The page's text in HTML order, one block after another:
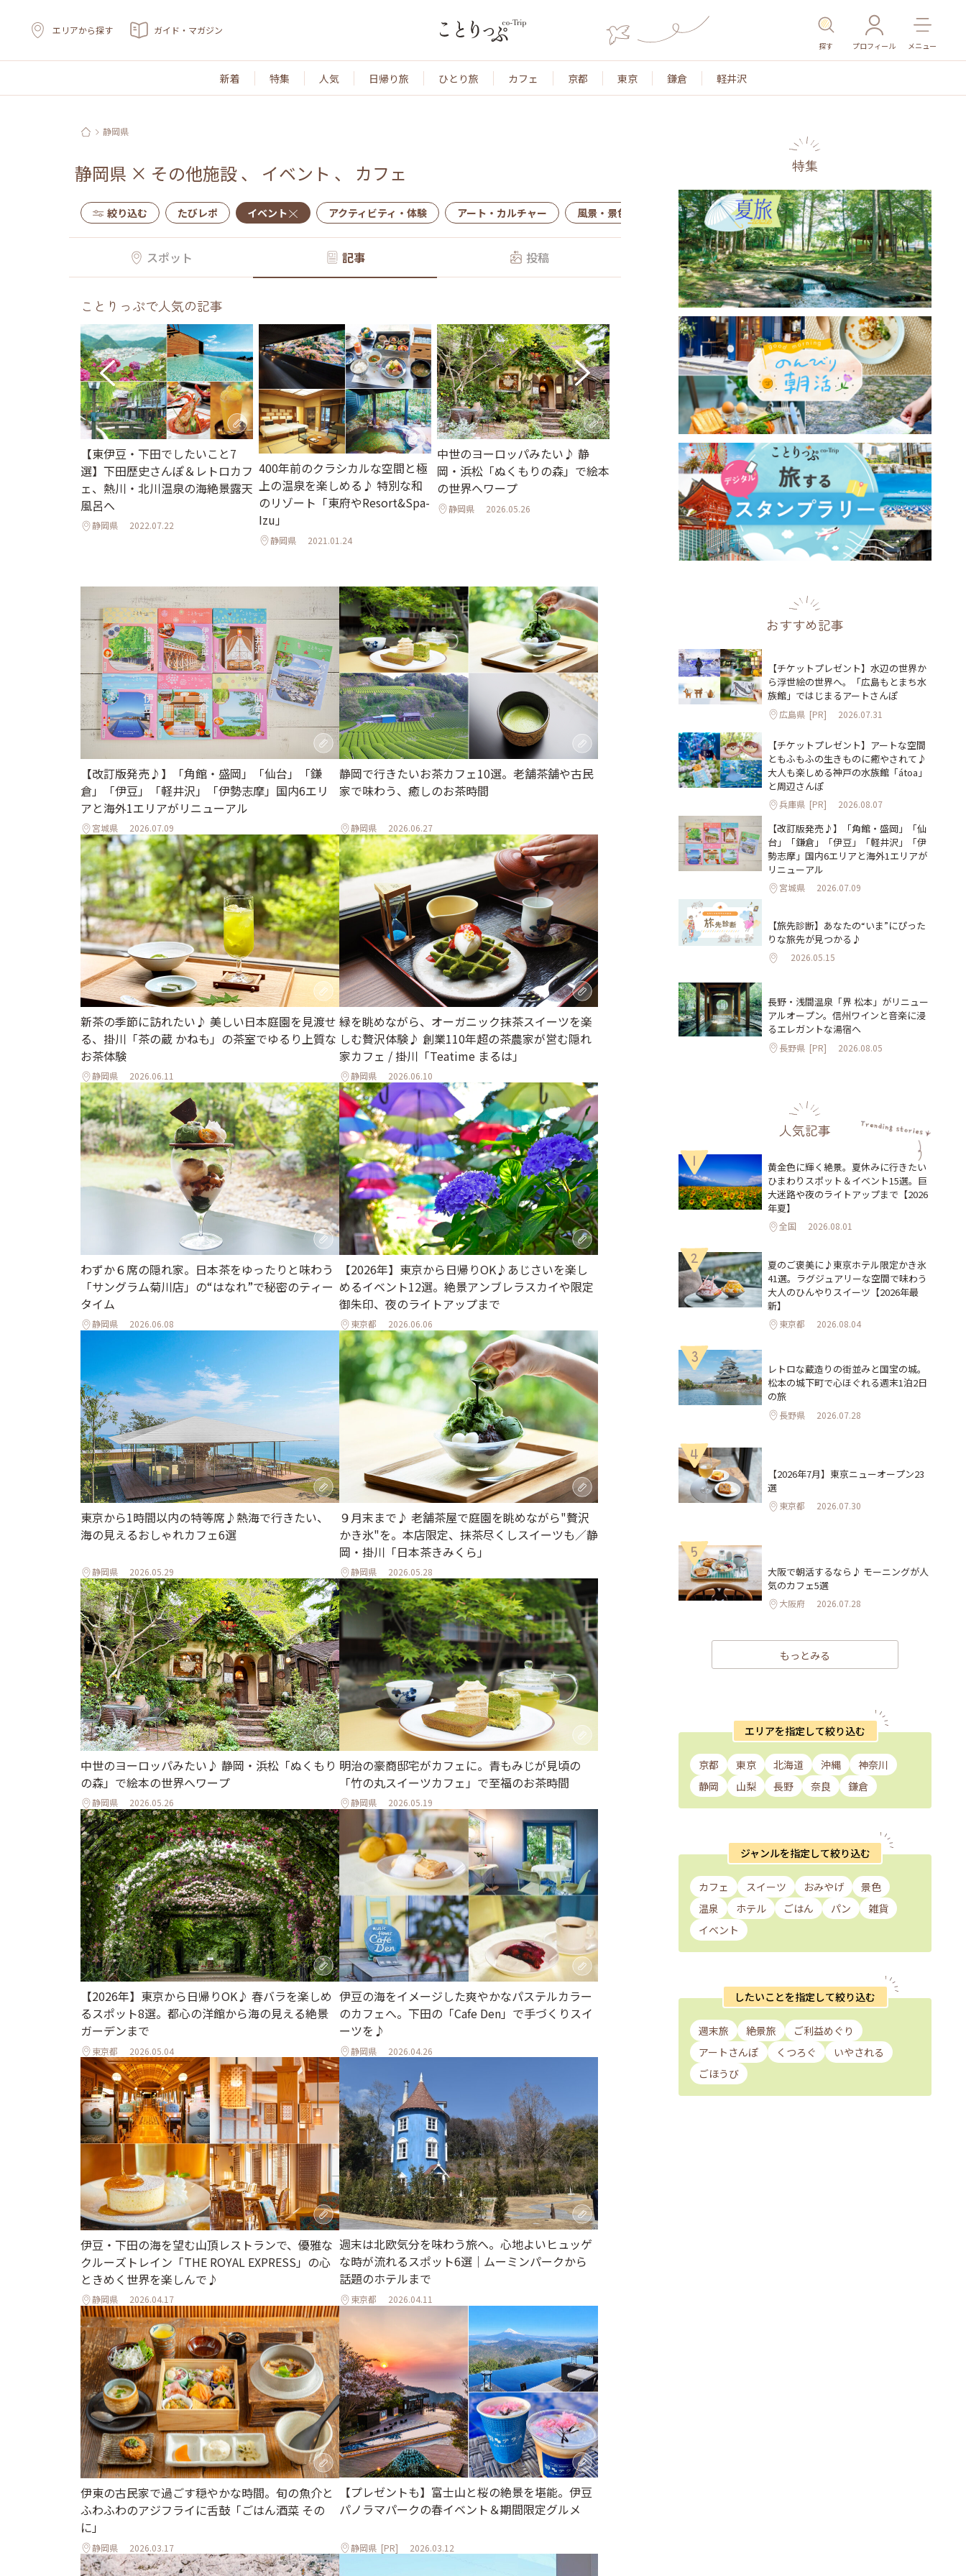
エリアから探す ガイド・マガジン
探す プロフィール メニュー
新着 特集 人気 日帰り旅 ひとり旅 カフェ 京都 東京 鎌倉 軽井沢
静岡県
静岡県 × その他施設、 イベント 、 カフェ
絞り込む たびレポ イベント アクティビティ・体験 アート・カルチャー 風景・景色 名所・旧跡 温泉・スパ その他施設 ごはん
スポット 記事 投稿
ことりっぷで人気の記事
【東伊豆・下田でしたいこと7
選】下田歴史さんぽ＆レトロカフ
ェ、熱川・北川温泉の海絶景露天
風呂へ
静岡県 2022.07.22
400年前のクラシカルな空間と極
上の温泉を楽しめる♪ 特別な和
のリゾート「東府やResort&Spa-
Izu」
静岡県 2021.01.24
中世のヨーロッパみたい♪ 静
岡・浜松「ぬくもりの森」で絵本
の世界へワープ
静岡県 2026.05.26
【改訂版発売♪】「角館・盛岡」
「仙台」「鎌倉」「伊豆」「軽井
沢」「伊勢志摩」国内6エリアと
海外1エリアがリニューアル
2026.07.09
【改訂版発売♪】「角館・盛岡」「仙台」「鎌
倉」「伊豆」「軽井沢」「伊勢志摩」国内6エリ
アと海外1エリアがリニューアル
宮城県 2026.07.09
静岡で行きたいお茶カフェ10選。老舗茶舗や古民
家で味わう、癒しのお茶時間
静岡県 2026.06.27
新茶の季節に訪れたい♪ 美しい日本庭園を見渡せ
る、掛川「茶の蔵 かねも」の茶室でゆるり上質な
お茶体験
静岡県 2026.06.11
緑を眺めながら、オーガニック抹茶スイーツを楽
しむ贅沢体験♪ 創業110年超の茶農家が営む隠れ
家カフェ / 掛川「Teatime まるは」
静岡県 2026.06.10
わずか６席の隠れ家。日本茶をゆったりと味わう
「サングラム菊川店」の“はなれ”で秘密のティー
タイム
静岡県 2026.06.08
【2026年】東京から日帰りOK♪あじさいを楽し
めるイベント12選。絶景アンブレラスカイや限定
御朱印、夜のライトアップまで
東京都 2026.06.06
東京から1時間以内の特等席♪熱海で行きたい、
海の見えるおしゃれカフェ6選
静岡県 2026.05.29
９月末まで♪ 老舗茶屋で庭園を眺めながら"贅沢
かき氷"を。本店限定、抹茶尽くしスイーツも／静
岡・掛川「日本茶きみくら」
静岡県 2026.05.28
中世のヨーロッパみたい♪ 静岡・浜松「ぬくもり
の森」で絵本の世界へワープ
静岡県 2026.05.26
明治の豪商邸宅がカフェに。青もみじが見頃の
「竹の丸スイーツカフェ」で至福のお茶時間
静岡県 2026.05.19
【2026年】東京から日帰りOK♪ 春バラを楽しめ
るスポット8選。都心の洋館から海の見える絶景
ガーデンまで
東京都 2026.05.04
伊豆の海をイメージした爽やかなパステルカラー
のカフェへ。下田の「Cafe Den」で手づくりスイ
ーツを♪
静岡県 2026.04.26
伊豆・下田の海を望む山頂レストランで、優雅な
クルーズトレイン「THE ROYAL EXPRESS」の心
ときめく世界を楽しんで♪
静岡県 2026.04.17
週末は北欧気分を味わう旅へ。心地よいヒュッゲ
な時が流れるスポット6選｜ムーミンパークから
話題のホテルまで
東京都 2026.04.11
伊東の古民家で過ごす穏やかな時間。旬の魚介と
ふわふわのアジフライに舌鼓「ごはん酒菜 その
に」
静岡県 2026.03.17
【プレゼントも】富士山と桜の絶景を堪能。伊豆
パノラマパークの春イベント＆期間限定グルメ
静岡県 [PR] 2026.03.12
特集
おすすめ記事
【チケットプレゼント】水辺の世界か
ら浮世絵の世界へ。「広島もとまち水
族館」ではじまるアートさんぽ
広島県 [PR] 2026.07.31
【チケットプレゼント】アートな空間
ともふもふの生きものに癒やされて♪
大人も楽しめる神戸の水族館「átoa」
と周辺さんぽ
兵庫県 [PR] 2026.08.07
【改訂版発売♪】「角館・盛岡」「仙
台」「鎌倉」「伊豆」「軽井沢」「伊
勢志摩」国内6エリアと海外1エリアが
リニューアル
宮城県 2026.07.09
【旅先診断】あなたの“いま”にぴった
りな旅先が見つかる♪
2026.05.15
長野・浅間温泉「界 松本」がリニュー
アルオープン。信州ワインと音楽に浸
るエレガントな湯宿へ
長野県 [PR] 2026.08.05
人気記事
1
黄金色に輝く絶景。夏休みに行きたい
ひまわりスポット＆イベント15選。巨
大迷路や夜のライトアップまで【2026
年夏】
全国 2026.08.01
2
夏のご褒美に♪東京ホテル限定かき氷
41選。ラグジュアリーな空間で味わう
大人のひんやりスイーツ【2026年最
新】
東京都 2026.08.04
3
レトロな蔵造りの街並みと国宝の城。
松本の城下町で心ほぐれる週末1泊2日
の旅
長野県 2026.07.28
4
【2026年7月】東京ニューオープン23
選
東京都 2026.07.30
5
大阪で朝活するなら♪ モーニングが人
気のカフェ5選
大阪府 2026.07.28
もっとみる
エリアを指定して絞り込む
京都 東京 北海道 沖縄
神奈川
静岡
山梨 長野 奈良 鎌倉
ジャンルを指定して絞り込む
カフェ スイーツ おみやげ
景色
温泉
ホテル ごはん パン
雑貨
イベント
したいことを指定して絞り込む
週末旅 絶景旅
ご利益めぐり
アートさんぽ
くつろぐ
いやされる
ごほうび